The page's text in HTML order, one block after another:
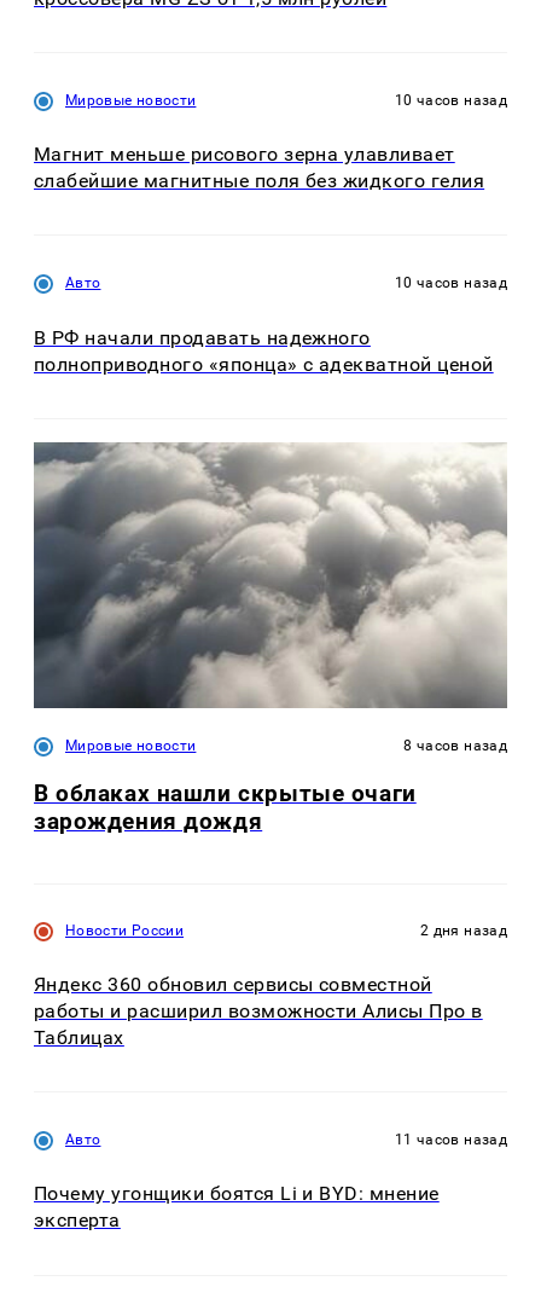
Мировые новости 10 часов назад
Магнит меньше рисового зерна улавливает
слабейшие магнитные поля без жидкого гелия
Авто 10 часов назад
В РФ начали продавать надежного
полноприводного «японца» с адекватной ценой
Мировые новости 8 часов назад
В облаках нашли скрытые очаги
зарождения дождя
Новости России 2 дня назад
Яндекс 360 обновил сервисы совместной
работы и расширил возможности Алисы Про в
Таблицах
Авто 11 часов назад
Почему угонщики боятся Li и BYD: мнение
эксперта